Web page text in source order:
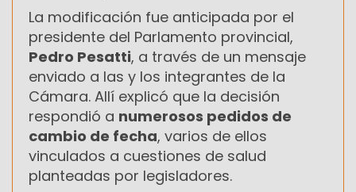
La modificación fue anticipada por el
presidente del Parlamento provincial,
Pedro Pesatti, a través de un mensaje
enviado a las y los integrantes de la
Cámara. Allí explicó que la decisión
respondió a numerosos pedidos de
cambio de fecha, varios de ellos
vinculados a cuestiones de salud
planteadas por legisladores.